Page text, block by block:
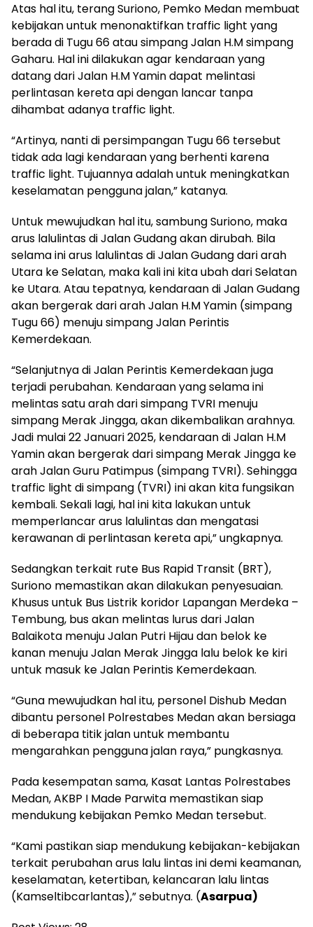
Atas hal itu, terang Suriono, Pemko Medan membuat
kebijakan untuk menonaktifkan traffic light yang
berada di Tugu 66 atau simpang Jalan H.M simpang
Gaharu. Hal ini dilakukan agar kendaraan yang
datang dari Jalan H.M Yamin dapat melintasi
perlintasan kereta api dengan lancar tanpa
dihambat adanya traffic light.
“Artinya, nanti di persimpangan Tugu 66 tersebut
tidak ada lagi kendaraan yang berhenti karena
traffic light. Tujuannya adalah untuk meningkatkan
keselamatan pengguna jalan,” katanya.
Untuk mewujudkan hal itu, sambung Suriono, maka
arus lalulintas di Jalan Gudang akan dirubah. Bila
selama ini arus lalulintas di Jalan Gudang dari arah
Utara ke Selatan, maka kali ini kita ubah dari Selatan
ke Utara. Atau tepatnya, kendaraan di Jalan Gudang
akan bergerak dari arah Jalan H.M Yamin (simpang
Tugu 66) menuju simpang Jalan Perintis
Kemerdekaan.
“Selanjutnya di Jalan Perintis Kemerdekaan juga
terjadi perubahan. Kendaraan yang selama ini
melintas satu arah dari simpang TVRI menuju
simpang Merak Jingga, akan dikembalikan arahnya.
Jadi mulai 22 Januari 2025, kendaraan di Jalan H.M
Yamin akan bergerak dari simpang Merak Jingga ke
arah Jalan Guru Patimpus (simpang TVRI). Sehingga
traffic light di simpang (TVRI) ini akan kita fungsikan
kembali. Sekali lagi, hal ini kita lakukan untuk
memperlancar arus lalulintas dan mengatasi
kerawanan di perlintasan kereta api,” ungkapnya.
Sedangkan terkait rute Bus Rapid Transit (BRT),
Suriono memastikan akan dilakukan penyesuaian.
Khusus untuk Bus Listrik koridor Lapangan Merdeka –
Tembung, bus akan melintas lurus dari Jalan
Balaikota menuju Jalan Putri Hijau dan belok ke
kanan menuju Jalan Merak Jingga lalu belok ke kiri
untuk masuk ke Jalan Perintis Kemerdekaan.
“Guna mewujudkan hal itu, personel Dishub Medan
dibantu personel Polrestabes Medan akan bersiaga
di beberapa titik jalan untuk membantu
mengarahkan pengguna jalan raya,” pungkasnya.
Pada kesempatan sama, Kasat Lantas Polrestabes
Medan, AKBP I Made Parwita memastikan siap
mendukung kebijakan Pemko Medan tersebut.
“Kami pastikan siap mendukung kebijakan-kebijakan
terkait perubahan arus lalu lintas ini demi keamanan,
keselamatan, ketertiban, kelancaran lalu lintas
(Kamseltibcarlantas),” sebutnya. (Asarpua)